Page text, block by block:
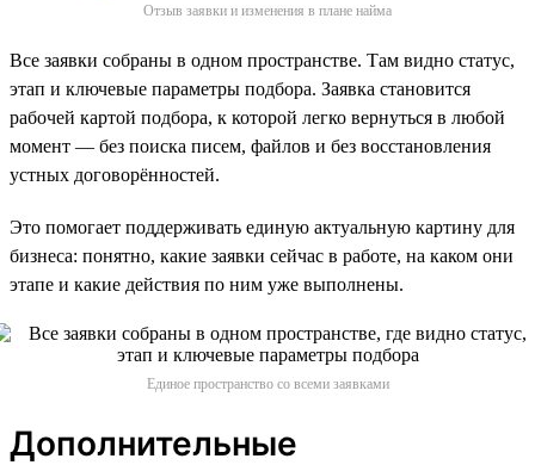
Отзыв заявки и изменения в плане найма
Все заявки собраны в одном пространстве. Там видно статус,
этап и ключевые параметры подбора. Заявка становится
рабочей картой подбора, к которой легко вернуться в любой
момент — без поиска писем, файлов и без восстановления
устных договорённостей.
Это помогает поддерживать единую актуальную картину для
бизнеса: понятно, какие заявки сейчас в работе, на каком они
этапе и какие действия по ним уже выполнены.
Единое пространство со всеми заявками
Дополнительные